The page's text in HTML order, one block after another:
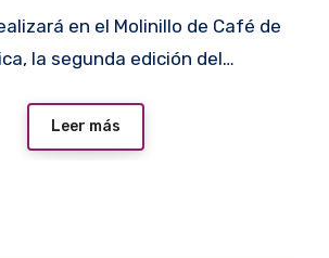
la segunda edición del…
Leer más